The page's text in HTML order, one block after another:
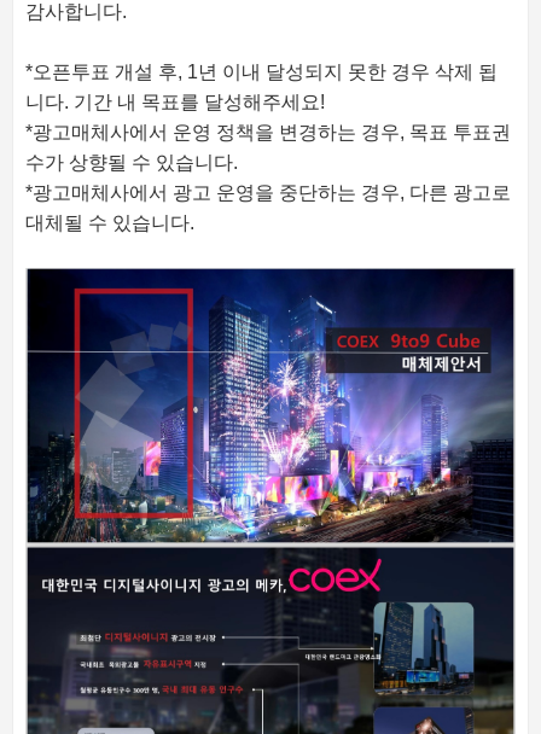
감사합니다.
*오픈투표 개설 후, 1년 이내 달성되지 못한 경우 삭제 됩
니다. 기간 내 목표를 달성해주세요!
*광고매체사에서 운영 정책을 변경하는 경우, 목표 투표권
수가 상향될 수 있습니다.
*광고매체사에서 광고 운영을 중단하는 경우, 다른 광고로
대체될 수 있습니다.